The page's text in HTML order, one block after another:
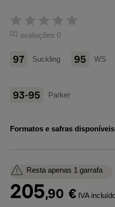
avaliações 0
97 Suckling 95 WS
93-95 Parker
Formatos e safras
Resta apenas 1 garrafa
205,90 € IVA